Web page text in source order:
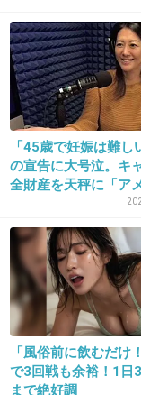
16. 匿名2013/04/29(月) 00:32:23
結婚する年齢
も上がってき
付かない→治
助成金対象外
って人が増える
難しい問題だ
17. 匿名2013/04/29(月) 00:32:47
>9
「45歳で妊娠は難し
の宣告に大号泣。キ
全財産を天秤に「ア
「風俗前に飲むだけ
で3回戦も余裕！1日
まで絶好調